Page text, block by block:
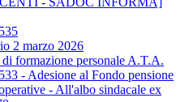
2 marzo 2026
formazione personale A.T.A.
- Adesione al Fondo pensione
- All'albo sindacale ex